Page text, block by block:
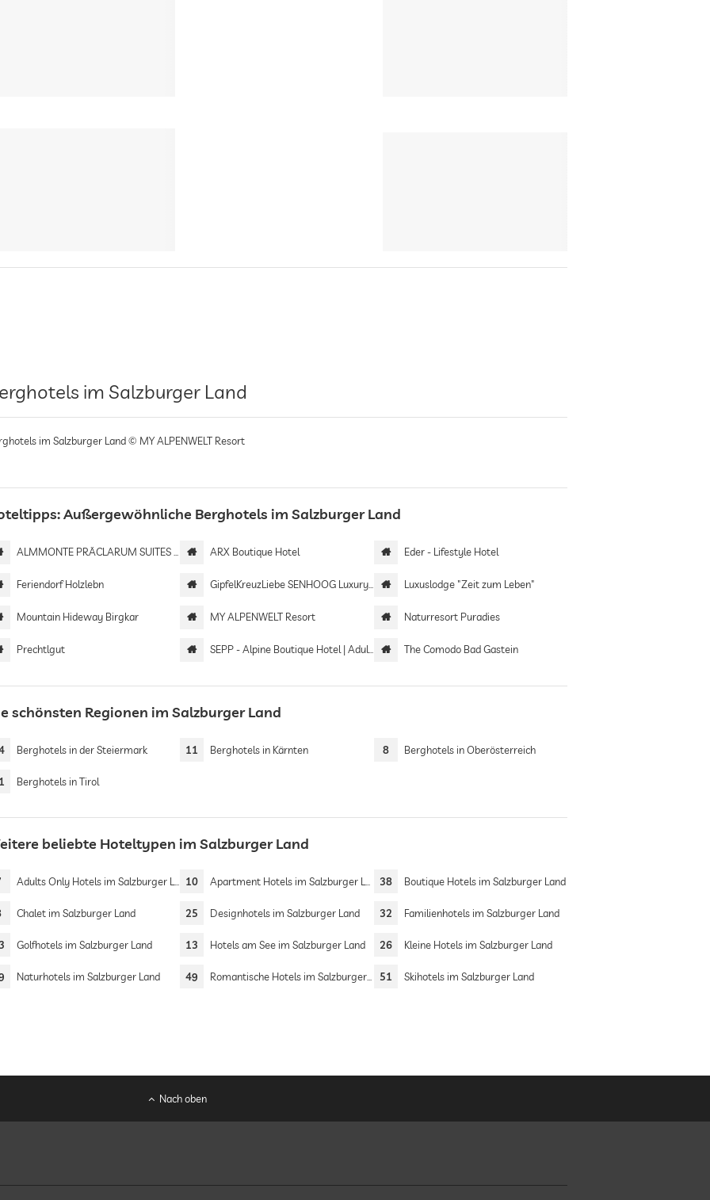
im Salzburger Land
im Salzburger Land © MY ALPENWELT Resort
Außergewöhnliche Berghotels im Salzburger Land
ALMMONTE PRÄCLARUM SUITES Design Hotel ARX Boutique Hotel Eder - Lifestyle Hotel
Feriendorf Holzlebn GipfelKreuzLiebe SENHOOG Luxury Holiday Homes Luxuslodge "Zeit zum Leben"
Mountain Hideway Birgkar MY ALPENWELT Resort Naturresort Puradies
Prechtlgut SEPP - Alpine Boutique Hotel | Adults only The Comodo Bad Gastein
schönsten Regionen im Salzburger Land
Berghotels in der Steiermark 11 Berghotels in Kärnten 8 Berghotels in Oberösterreich
Berghotels in Tirol
beliebte Hoteltypen im Salzburger Land
Adults Only Hotels im Salzburger Land 10 Apartment Hotels im Salzburger Land 38 Boutique Hotels im Salzburger Land
Chalet im Salzburger Land 25 Designhotels im Salzburger Land 32 Familienhotels im Salzburger Land
Golfhotels im Salzburger Land 13 Hotels am See im Salzburger Land 26 Kleine Hotels im Salzburger Land
Naturhotels im Salzburger Land 49 Romantische Hotels im Salzburger Land 51 Skihotels im Salzburger Land
Nach oben